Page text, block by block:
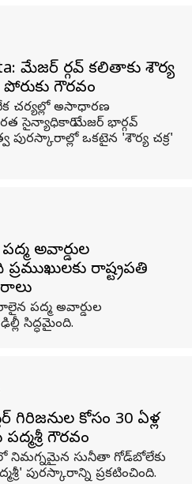
మేజర్ భార్గవ్ కలితాకు శౌర్య
గౌరవం
చర్యల్లో అసాధారణ
సైన్యాధికారి మేజర్ భార్గవ్
పురస్కారాల్లో ఒకటైన 'శౌర్య చక్ర'
అవార్డుల
రాష్ట్రపతి
పద్మ అవార్డుల
సిద్ధమైంది.
గిరిజనుల కోసం 30 ఏళ్ల
గౌరవం
నిమగ్నమైన సునీతా గోడ్‌బోలేకు
పురస్కారాన్ని ప్రకటించింది.